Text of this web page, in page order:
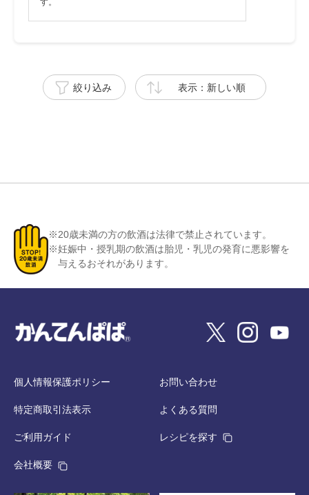
絞り込み 表示：新しい順
※20歳未満の方の飲酒は法律で禁止されています。
※妊娠中・授乳期の飲酒は胎児・乳児の発育に悪影響を
与えるおそれがあります。
個人情報保護ポリシー お問い合わせ
特定商取引法表示 よくある質問
ご利用ガイド レシピを探す
会社概要